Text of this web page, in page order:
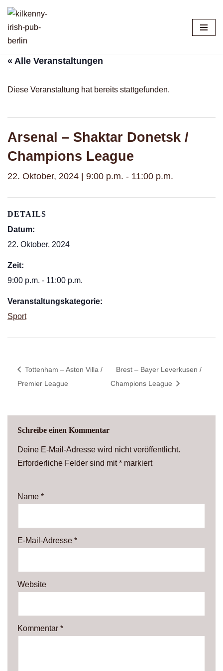
Zum
Inhalt
« Alle Veranstaltungen
Diese Veranstaltung hat bereits stattgefunden.
Arsenal – Shaktar Donetsk /
Champions League
22. Oktober, 2024 | 9:00 p.m. - 11:00 p.m.
DETAILS
Datum:
22. Oktober, 2024
Zeit:
9:00 p.m. - 11:00 p.m.
Veranstaltungskategorie:
Sport
Tottenham – Aston Villa /
Premier League
Brest – Bayer Leverkusen /
Champions League
Schreibe einen Kommentar
Deine E-Mail-Adresse wird nicht veröffentlicht.
Erforderliche Felder sind mit* markiert
Name *
E-Mail-Adresse *
Website
Kommentar *